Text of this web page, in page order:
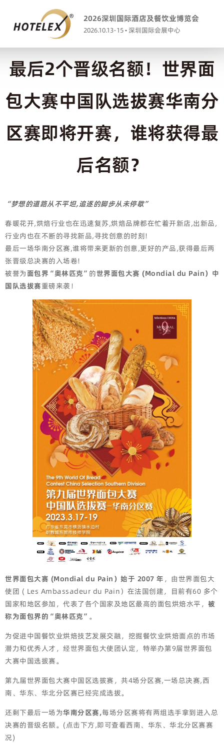
2026深圳国际酒店及餐饮业博览会
2026.10.13-15 • 深圳国际会展中心
最后2个晋级名额！世界面
包大赛中国队选拔赛华南分
区赛即将开赛，谁将获得最
后名额？
“梦想的道路从不平坦,追逐的脚步从未停歇”
春暖花开,烘焙行业也在迅速复苏,烘焙品牌都在忙着开新店,出新品,
行业内也在不断的寻找新品,寻找创意的时刻!
最后一场华南分区赛,谁将带来更新的创意,更好的产品,获得最后两
张晋级总决赛的入场卷!
被誉为 面包界“奥林匹克” 的世界面包大赛 (Mondial du Pain）中
国队选拔赛重磅来袭！
世界面包大赛 (Mondial du Pain）始于 2007 年 ，由世界面包大
使团 ( Les Ambassadeur du Pain）在法国创建，目前有60 多个
国家和地区参加，代表了各个国家及地区最高的面包烘焙水平， 被
称为面包界的“奥林匹克” 。
为促进中国餐饮业烘焙技艺发展交融，挖掘餐饮业烘焙面点的市场
潜力和优秀人才，经世界面包大使团认定，特举办第9届世界面包
大赛中国选拔赛。
第九届世界面包大赛中国区选拔赛，共4场分区赛,一场总决赛,西
南、华东、华北分区赛已经完成选拔。
还剩下最后一场为华南分区赛,每场分区赛将有两组选手拿到进入总
决赛的晋级名额。(点击下方,即可查看西南、华东、华北分区赛赛
况)